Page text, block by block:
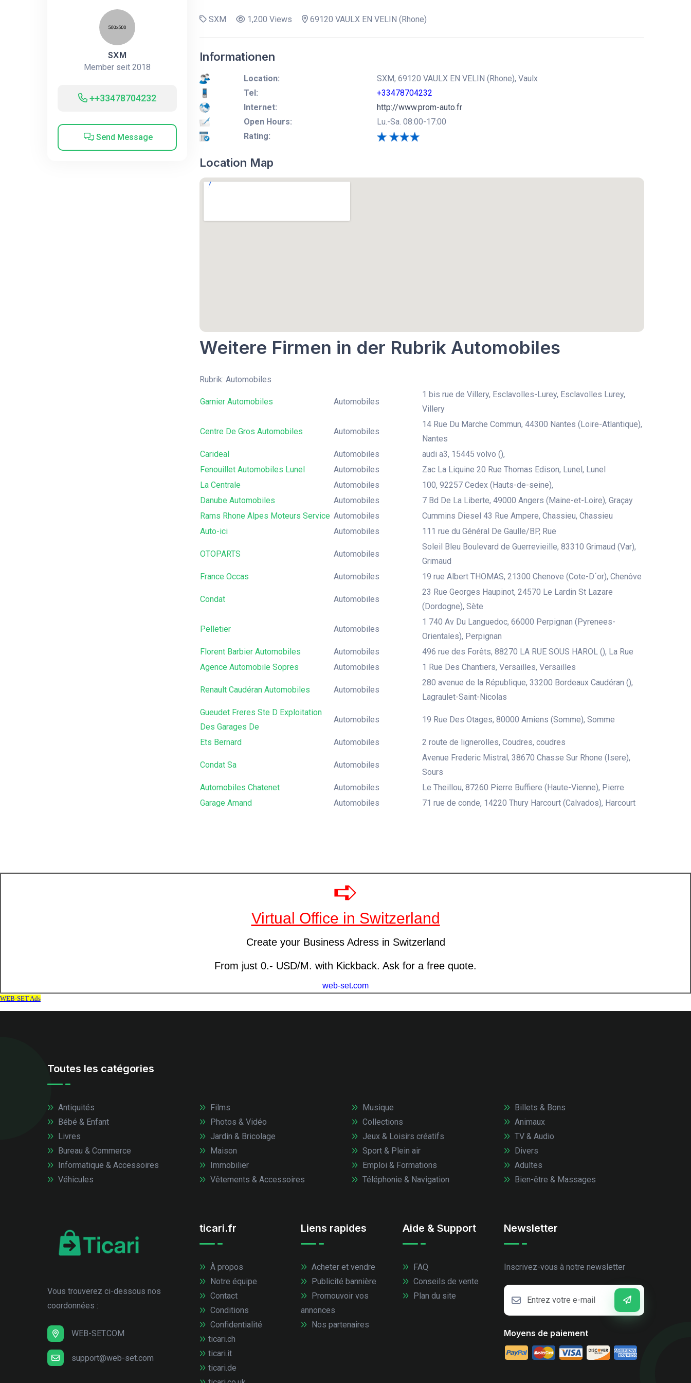
SXM
Member seit 2018
++33478704232
Send Message
SXM 1,200 Views 69120 VAULX EN VELIN (Rhone)
Informationen
Location:
SXM, 69120 VAULX EN VELIN (Rhone), Vaulx
Tel:
+33478704232
Internet:
http://www.prom-auto.fr
Open Hours:
Lu.-Sa. 08:00-17:00
Rating:
Location Map
Weitere Firmen in der Rubrik Automobiles
Rubrik: Automobiles
Garnier Automobiles Automobiles
1 bis rue de Villery, Esclavolles-Lurey, Esclavolles Lurey,
Villery
Centre De Gros Automobiles Automobiles
14 Rue Du Marche Commun, 44300 Nantes (Loire-Atlantique),
Nantes
Carideal
Automobiles
audi a3, 15445 volvo (),
Fenouillet Automobiles Lunel
Automobiles
Zac La Liquine 20 Rue Thomas Edison, Lunel, Lunel
La Centrale
Automobiles
100, 92257 Cedex (Hauts-de-seine),
Danube Automobiles
Automobiles
7 Bd De La Liberte, 49000 Angers (Maine-et-Loire), Graçay
Rams Rhone Alpes Moteurs Service Automobiles
Cummins Diesel 43 Rue Ampere, Chassieu, Chassieu
Auto-ici
Automobiles 111 rue du Général De Gaulle/BP, Rue
OTOPARTS Automobiles
Soleil Bleu Boulevard de Guerrevieille, 83310 Grimaud (Var),
Grimaud
France Occas
Automobiles 19 rue Albert THOMAS, 21300 Chenove (Cote-D´or), Chenôve
Condat Automobiles
23 Rue Georges Haupinot, 24570 Le Lardin St Lazare
(Dordogne), Sète
Pelletier Automobiles
1 740 Av Du Languedoc, 66000 Perpignan (Pyrenees-
Orientales), Perpignan
Florent Barbier Automobiles
Automobiles
496 rue des Forêts, 88270 LA RUE SOUS HAROL (), La Rue
Agence Automobile Sopres
Automobiles 1 Rue Des Chantiers, Versailles, Versailles
Renault Caudéran Automobiles Automobiles
280 avenue de la République, 33200 Bordeaux Caudéran (),
Lagraulet-Saint-Nicolas
Gueudet Freres Ste D Exploitation
Des Garages De
Automobiles 19 Rue Des Otages, 80000 Amiens (Somme), Somme
Ets Bernard Automobiles 2 route de lignerolles, Coudres, coudres
Condat Sa Automobiles
Avenue Frederic Mistral, 38670 Chasse Sur Rhone (Isere),
Sours
Automobiles Chatenet
Automobiles
Le Theillou, 87260 Pierre Buffiere (Haute-Vienne), Pierre
Garage Amand
Automobiles 71 rue de conde, 14220 Thury Harcourt (Calvados), Harcourt
Toutes les catégories
Antiquités
Bébé & Enfant
Livres
Bureau & Commerce
Informatique & Accessoires
Véhicules
Films
Photos & Vidéo
Jardin & Bricolage
Maison
Immobilier
Vêtements & Accessoires
Musique
Collections
Jeux & Loisirs créatifs
Sport & Plein air
Emploi & Formations
Téléphonie & Navigation
Billets & Bons
Animaux
TV & Audio
Divers
Adultes
Bien-être & Massages
Vous trouverez ci-dessous nos
coordonnées :
WEB-SET.COM
support@web-set.com
ticari.fr
À propos
Notre équipe
Contact
Conditions
Confidentialité
ticari.ch
ticari.it
ticari.de
Liens rapides
Acheter et vendre
Publicité bannière
Promouvoir vos
annonces
Nos partenaires
Aide & Support
FAQ
Conseils de vente
Plan du site
Newsletter
Inscrivez-vous à notre newsletter
Moyens de paiement